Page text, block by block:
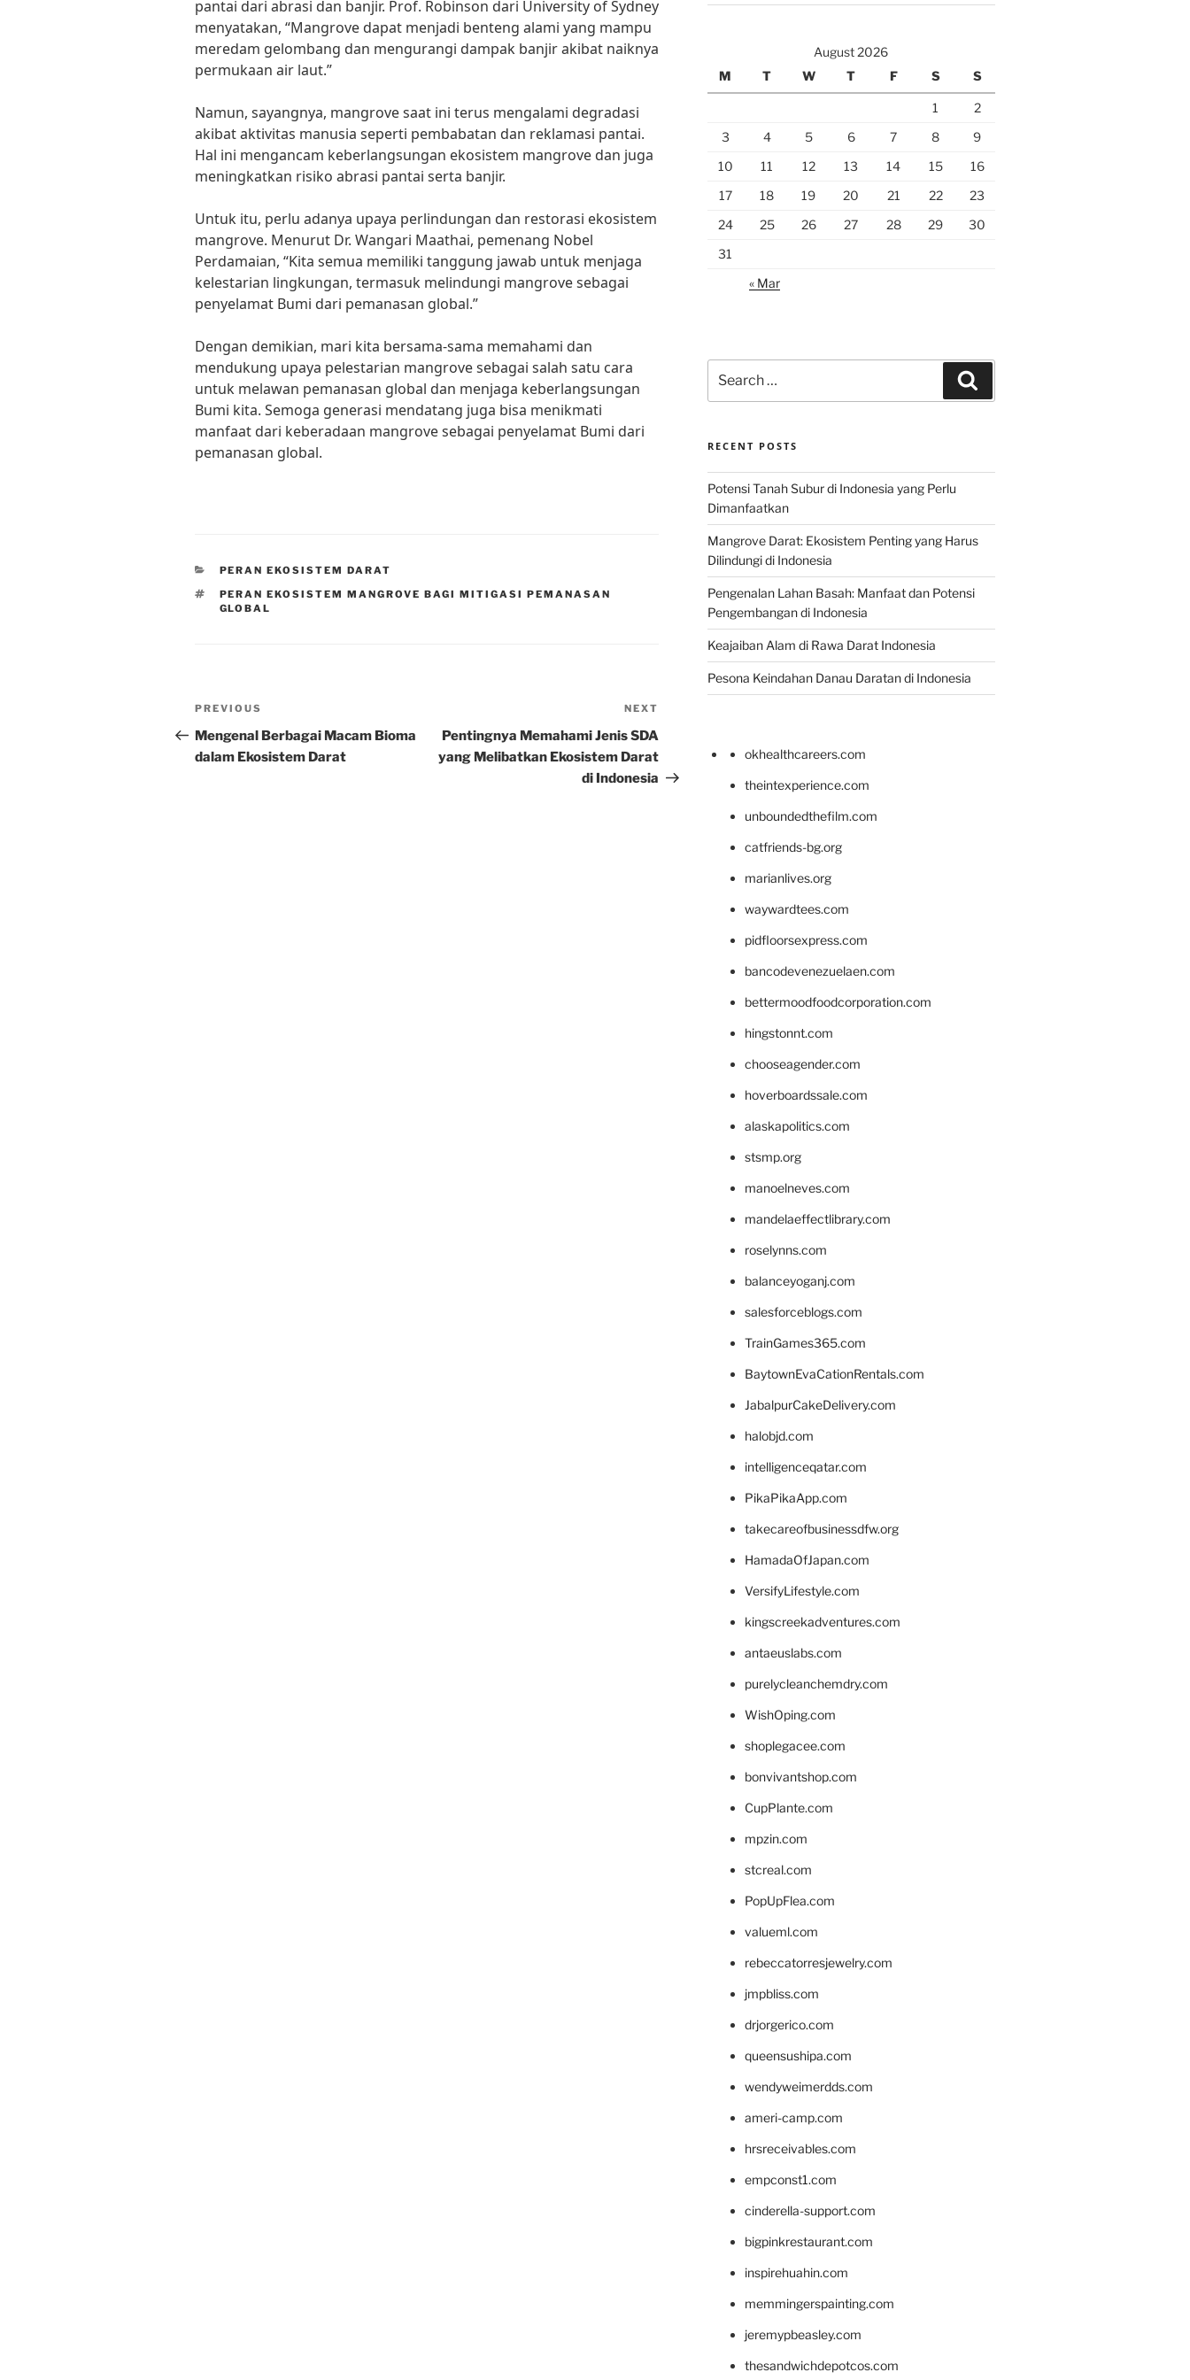
pantai dari abrasi dan banjir. Prof. Robinson dari University of Sydney
menyatakan, “Mangrove dapat menjadi benteng alami yang mampu
meredam gelombang dan mengurangi dampak banjir akibat naiknya
permukaan air laut.”
Namun, sayangnya, mangrove saat ini terus mengalami degradasi
akibat aktivitas manusia seperti pembabatan dan reklamasi pantai.
Hal ini mengancam keberlangsungan ekosistem mangrove dan juga
meningkatkan risiko abrasi pantai serta banjir.
Untuk itu, perlu adanya upaya perlindungan dan restorasi ekosistem
mangrove. Menurut Dr. Wangari Maathai, pemenang Nobel
Perdamaian, “Kita semua memiliki tanggung jawab untuk menjaga
kelestarian lingkungan, termasuk melindungi mangrove sebagai
penyelamat Bumi dari pemanasan global.”
Dengan demikian, mari kita bersama-sama memahami dan
mendukung upaya pelestarian mangrove sebagai salah satu cara
untuk melawan pemanasan global dan menjaga keberlangsungan
Bumi kita. Semoga generasi mendatang juga bisa menikmati
manfaat dari keberadaan mangrove sebagai penyelamat Bumi dari
pemanasan global.
CATEGORIES
PERAN EKOSISTEM DARAT
TAGS
PERAN EKOSISTEM MANGROVE BAGI MITIGASI PEMANASAN
GLOBAL
Post
navigation
Previous
Post
PREVIOUS
Mengenal Berbagai Macam Bioma
dalam Ekosistem Darat
NEXT
Pentingnya Memahami Jenis SDA
yang Melibatkan Ekosistem Darat
di Indonesia
August 2026
M
T W T F S S
1
2
3
4 5 6 7 8
9
10
11 12 13 14 15
16
17
18 19 20 21 22
23
24
25 26 27 28 29
30
31
« Mar
for:
RECENT POSTS
Potensi Tanah Subur di Indonesia yang Perlu
Dimanfaatkan
Mangrove Darat: Ekosistem Penting yang Harus
Dilindungi di Indonesia
Pengenalan Lahan Basah: Manfaat dan Potensi
Pengembangan di Indonesia
Keajaiban Alam di Rawa Darat Indonesia
Pesona Keindahan Danau Daratan di Indonesia
okhealthcareers.com
theintexperience.com
unboundedthefilm.com
catfriends-bg.org
marianlives.org
waywardtees.com
pidfloorsexpress.com
bancodevenezuelaen.com
bettermoodfoodcorporation.com
hingstonnt.com
chooseagender.com
hoverboardssale.com
alaskapolitics.com
stsmp.org
manoelneves.com
mandelaeffectlibrary.com
roselynns.com
balanceyoganj.com
salesforceblogs.com
TrainGames365.com
BaytownEvaCationRentals.com
JabalpurCakeDelivery.com
halobjd.com
intelligenceqatar.com
PikaPikaApp.com
takecareofbusinessdfw.org
HamadaOfJapan.com
VersifyLifestyle.com
kingscreekadventures.com
antaeuslabs.com
purelycleanchemdry.com
WishOping.com
shoplegacee.com
bonvivantshop.com
CupPlante.com
mpzin.com
stcreal.com
PopUpFlea.com
valueml.com
rebeccatorresjewelry.com
jmpbliss.com
drjorgerico.com
queensushipa.com
wendyweimerdds.com
ameri-camp.com
hrsreceivables.com
empconst1.com
cinderella-support.com
bigpinkrestaurant.com
inspirehuahin.com
memmingerspainting.com
jeremypbeasley.com
thesandwichdepotcos.com